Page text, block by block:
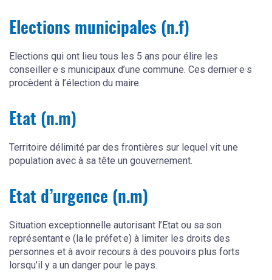
Elections municipales (n.f)
Elections qui ont lieu tous les 5 ans pour élire les
conseiller·e·s municipaux d’une commune. Ces dernier·e·s
procèdent à l’élection du maire.
Etat (n.m)
Territoire délimité par des frontières sur lequel vit une
population avec à sa tête un gouvernement.
Etat d’urgence (n.m)
Situation exceptionnelle autorisant l’Etat ou sa·son
représentant·e (la·le préfet·e) à limiter les droits des
personnes et à avoir recours à des pouvoirs plus forts
lorsqu’il y a un danger pour le pays.